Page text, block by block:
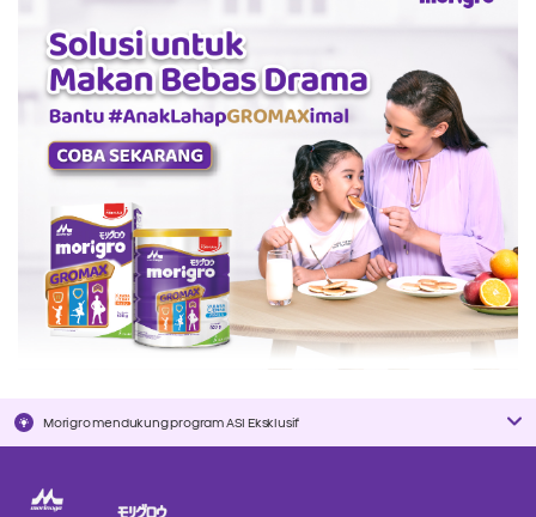
Morigro mendukung program ASI Eksklusif